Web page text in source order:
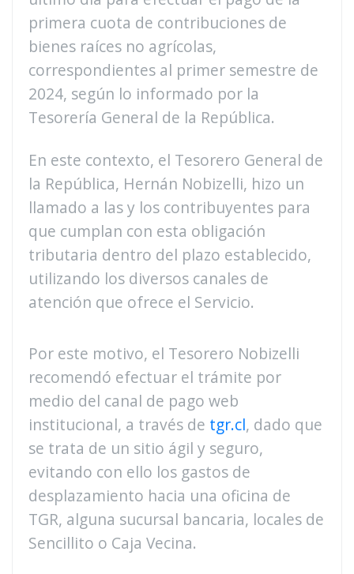
primera cuota de contribuciones de
bienes raíces no agrícolas,
correspondientes al primer semestre de
2024, según lo informado por la
Tesorería General de la República.
En este contexto, el Tesorero General de
la República, Hernán Nobizelli, hizo un
llamado a las y los contribuyentes para
que cumplan con esta obligación
tributaria dentro del plazo establecido,
utilizando los diversos canales de
atención que ofrece el Servicio.
Por este motivo, el Tesorero Nobizelli
recomendó efectuar el trámite por
medio del canal de pago web
institucional, a través de tgr.cl, dado que
se trata de un sitio ágil y seguro,
evitando con ello los gastos de
desplazamiento hacia una oficina de
TGR, alguna sucursal bancaria, locales de
Sencillito o Caja Vecina.